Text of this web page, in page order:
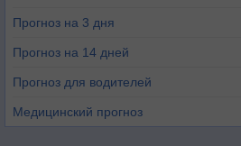
Прогноз на 3 дня
Прогноз на 14 дней
Прогноз для водителей
Медицинский прогноз